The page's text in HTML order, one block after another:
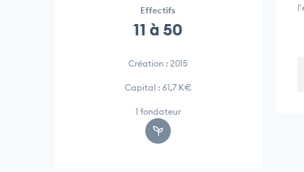
Effectifs
11 à 50
Création : 2015
Capital : 61,7 K€
1 fondateur